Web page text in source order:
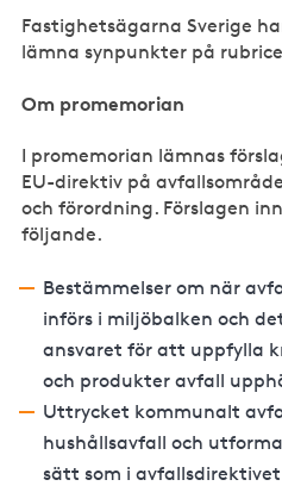
Fastighetsägarna Sverige
lämna synpunkter på
Om promemorian
I promemorian lämnas
EU-direktiv på
och förordning. Förslagen
följande.
Bestämmelser om när
införs i miljöbalken och
ansvaret för att uppfylla
och produkter avfall
Uttrycket kommunalt
hushållsavfall och
sätt som i